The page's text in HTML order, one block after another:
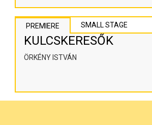
PREMIERE SMALL STAGE
KULCSKERESŐK
ÖRKÉNY ISTVÁN